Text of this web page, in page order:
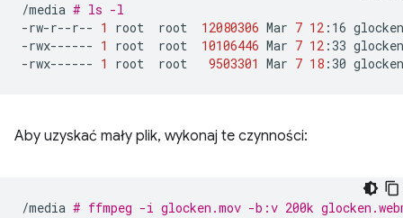
/media # ls -l
-rw-r--r-- 1 root root 12080306 Mar 7 12 :16
-rwx------ 1 root root 10106446 Mar 7 12 :33
-rwx------ 1 root root 9503301 Mar 7 18 :30
Aby uzyskać mały plik, wykonaj te czynności:
/media # ffmpeg -i glocken.mov -b:v 200k